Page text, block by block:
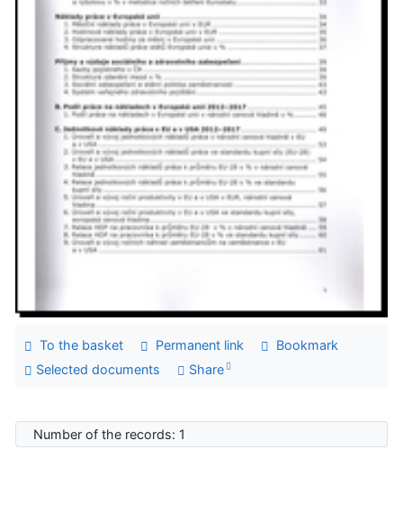
To the basket Permanent link
Bookmark
Selected documents
Share
Number of the records: 1